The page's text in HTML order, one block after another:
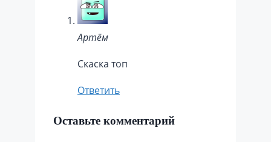
Артём
Скаска топ
Ответить
Оставьте комментарий